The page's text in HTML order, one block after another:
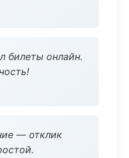
билеты онлайн.
— отклик